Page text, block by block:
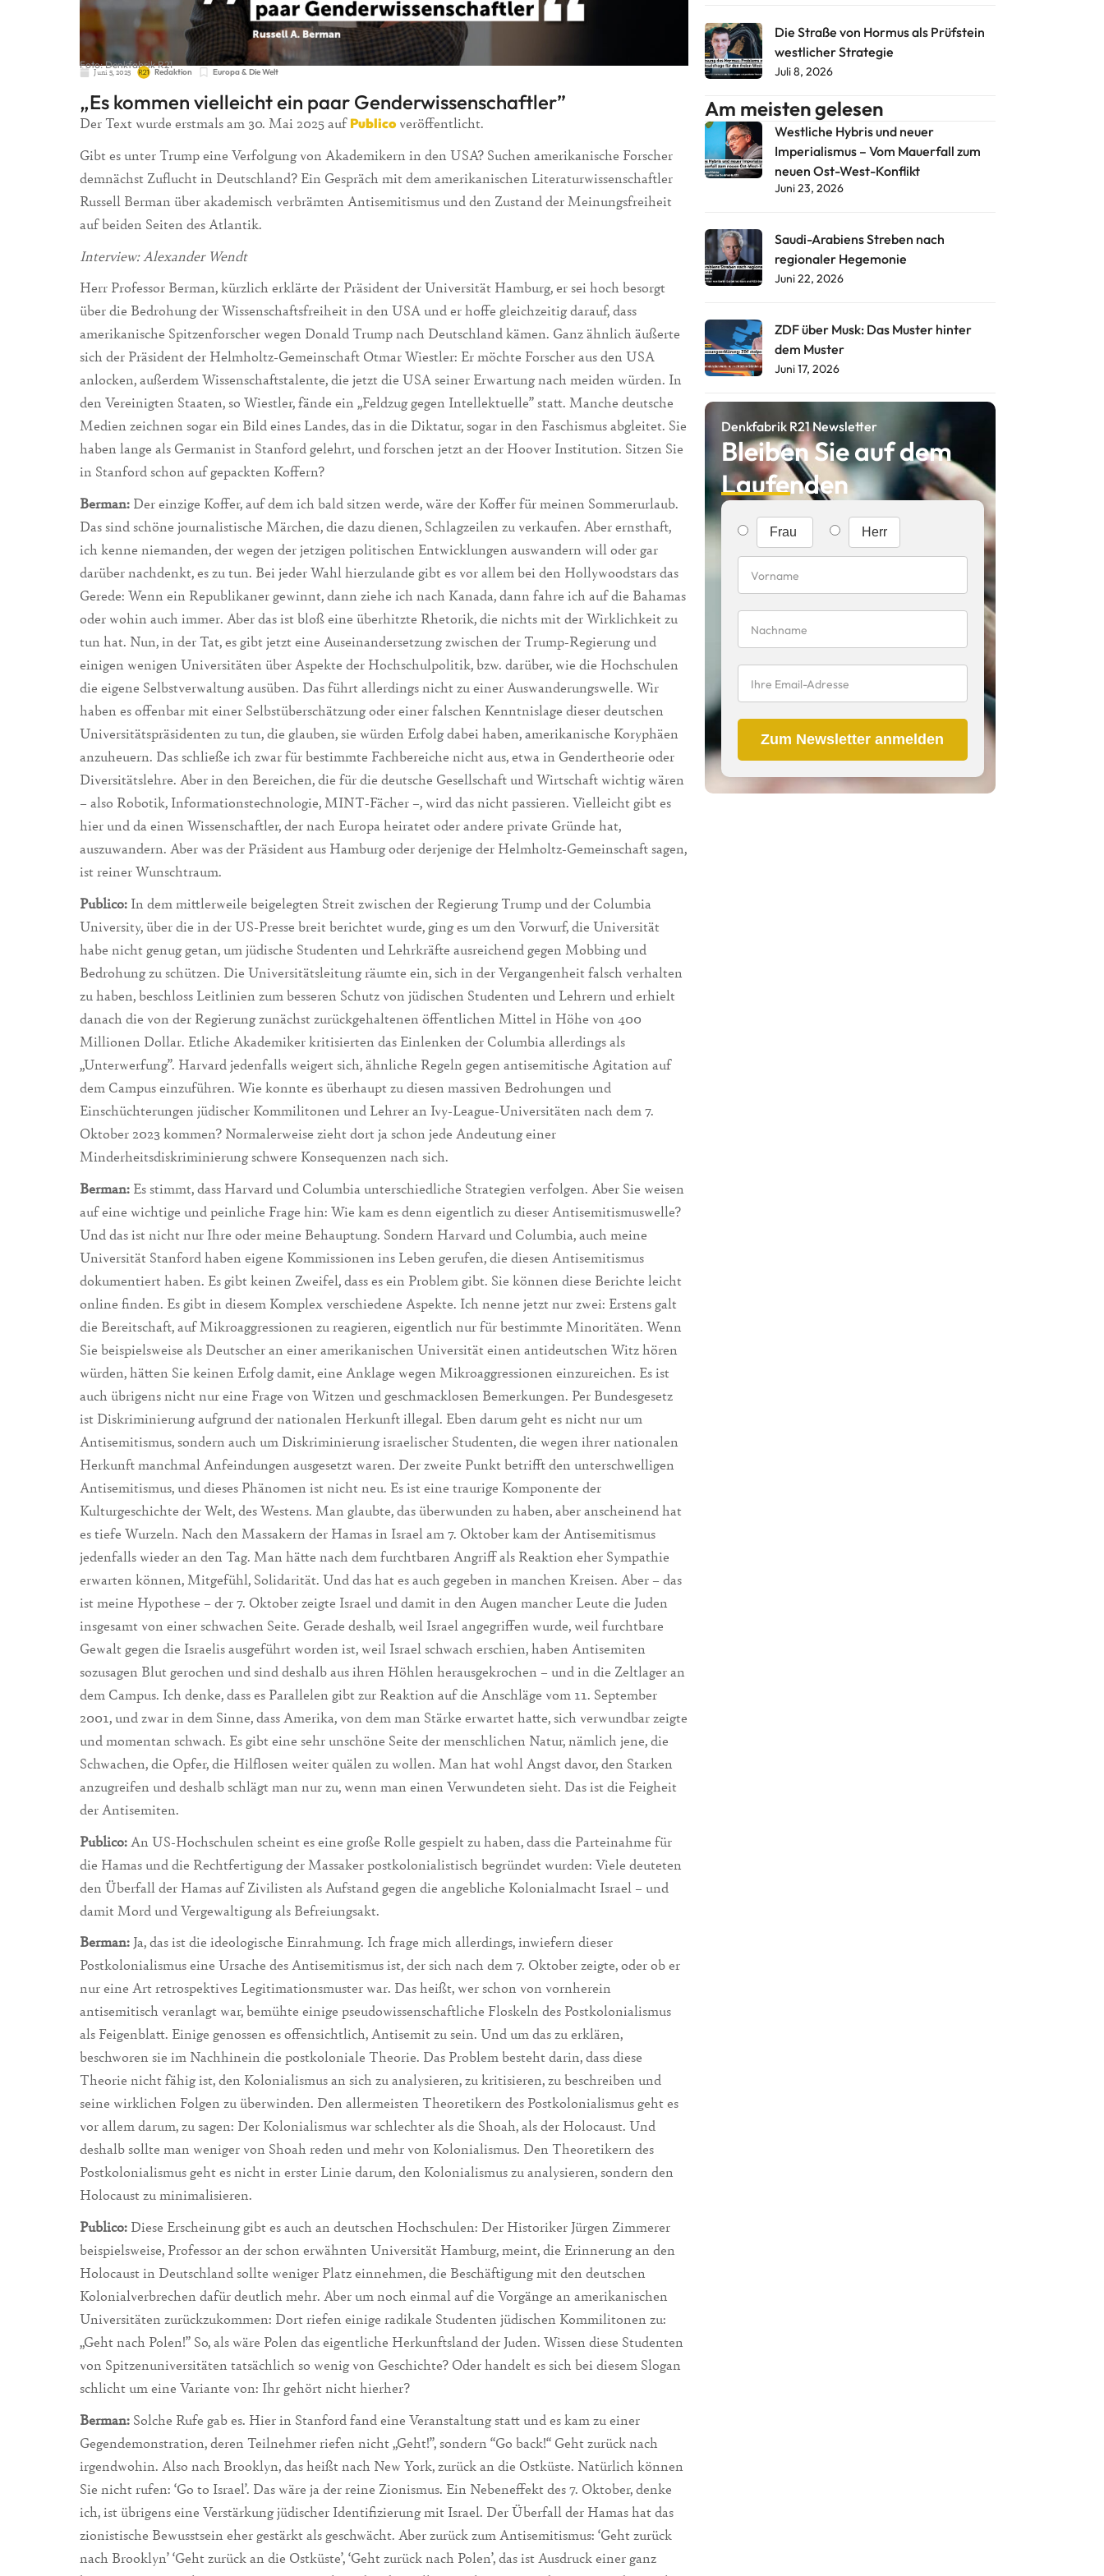
Foto: Denkfabrik R21
Juni 5, 2025 Redaktion Europa & Die Welt
„Es kommen vielleicht ein paar Genderwissenschaftler”
Der Text wurde erstmals am 30. Mai 2025 auf Publicoveröffentlicht.
Gibt es unter Trump eine Verfolgung von Akademikern in den USA? Suchen amerikanische Forscher
demnächst Zuflucht in Deutschland? Ein Gespräch mit dem amerikanischen Literaturwissenschaftler
Russell Berman über akademisch verbrämten Antisemitismus und den Zustand der Meinungsfreiheit
auf beiden Seiten des Atlantik.
Interview: Alexander Wendt
Herr Professor Berman, kürzlich erklärte der Präsident der Universität Hamburg, er sei hoch besorgt
über die Bedrohung der Wissenschaftsfreiheit in den USA und er hoffe gleichzeitig darauf, dass
amerikanische Spitzenforscher wegen Donald Trump nach Deutschland kämen. Ganz ähnlich äußerte
sich der Präsident der Helmholtz-Gemeinschaft Otmar Wiestler: Er möchte Forscher aus den USA
anlocken, außerdem Wissenschaftstalente, die jetzt die USA seiner Erwartung nach meiden würden. In
den Vereinigten Staaten, so Wiestler, fände ein „Feldzug gegen Intellektuelle” statt. Manche deutsche
Medien zeichnen sogar ein Bild eines Landes, das in die Diktatur, sogar in den Faschismus abgleitet. Sie
haben lange als Germanist in Stanford gelehrt, und forschen jetzt an der Hoover Institution. Sitzen Sie
in Stanford schon auf gepackten Koffern?
Berman: Der einzige Koffer, auf dem ich bald sitzen werde, wäre der Koffer für meinen Sommerurlaub.
Das sind schöne journalistische Märchen, die dazu dienen, Schlagzeilen zu verkaufen. Aber ernsthaft,
ich kenne niemanden, der wegen der jetzigen politischen Entwicklungen auswandern will oder gar
darüber nachdenkt, es zu tun. Bei jeder Wahl hierzulande gibt es vor allem bei den Hollywoodstars das
Gerede: Wenn ein Republikaner gewinnt, dann ziehe ich nach Kanada, dann fahre ich auf die Bahamas
oder wohin auch immer. Aber das ist bloß eine überhitzte Rhetorik, die nichts mit der Wirklichkeit zu
tun hat. Nun, in der Tat, es gibt jetzt eine Auseinandersetzung zwischen der Trump-Regierung und
einigen wenigen Universitäten über Aspekte der Hochschulpolitik, bzw. darüber, wie die Hochschulen
die eigene Selbstverwaltung ausüben. Das führt allerdings nicht zu einer Auswanderungswelle. Wir
haben es offenbar mit einer Selbstüberschätzung oder einer falschen Kenntnislage dieser deutschen
Universitätspräsidenten zu tun, die glauben, sie würden Erfolg dabei haben, amerikanische Koryphäen
anzuheuern. Das schließe ich zwar für bestimmte Fachbereiche nicht aus, etwa in Gendertheorie oder
Diversitätslehre. Aber in den Bereichen, die für die deutsche Gesellschaft und Wirtschaft wichtig wären
– also Robotik, Informationstechnologie, MINT-Fächer –, wird das nicht passieren. Vielleicht gibt es
hier und da einen Wissenschaftler, der nach Europa heiratet oder andere private Gründe hat,
auszuwandern. Aber was der Präsident aus Hamburg oder derjenige der Helmholtz-Gemeinschaft sagen,
ist reiner Wunschtraum.
Publico: In dem mittlerweile beigelegten Streit zwischen der Regierung Trump und der Columbia
University, über die in der US-Presse breit berichtet wurde, ging es um den Vorwurf, die Universität
habe nicht genug getan, um jüdische Studenten und Lehrkräfte ausreichend gegen Mobbing und
Bedrohung zu schützen. Die Universitätsleitung räumte ein, sich in der Vergangenheit falsch verhalten
zu haben, beschloss Leitlinien zum besseren Schutz von jüdischen Studenten und Lehrern und erhielt
danach die von der Regierung zunächst zurückgehaltenen öffentlichen Mittel in Höhe von 400
Millionen Dollar. Etliche Akademiker kritisierten das Einlenken der Columbia allerdings als
„Unterwerfung”. Harvard jedenfalls weigert sich, ähnliche Regeln gegen antisemitische Agitation auf
dem Campus einzuführen. Wie konnte es überhaupt zu diesen massiven Bedrohungen und
Einschüchterungen jüdischer Kommilitonen und Lehrer an Ivy-League-Universitäten nach dem 7.
Oktober 2023 kommen? Normalerweise zieht dort ja schon jede Andeutung einer
Minderheitsdiskriminierung schwere Konsequenzen nach sich.
Berman: Es stimmt, dass Harvard und Columbia unterschiedliche Strategien verfolgen. Aber Sie weisen
auf eine wichtige und peinliche Frage hin: Wie kam es denn eigentlich zu dieser Antisemitismuswelle?
Und das ist nicht nur Ihre oder meine Behauptung. Sondern Harvard und Columbia, auch meine
Universität Stanford haben eigene Kommissionen ins Leben gerufen, die diesen Antisemitismus
dokumentiert haben. Es gibt keinen Zweifel, dass es ein Problem gibt. Sie können diese Berichte leicht
online finden. Es gibt in diesem Komplex verschiedene Aspekte. Ich nenne jetzt nur zwei: Erstens galt
die Bereitschaft, auf Mikroaggressionen zu reagieren, eigentlich nur für bestimmte Minoritäten. Wenn
Sie beispielsweise als Deutscher an einer amerikanischen Universität einen antideutschen Witz hören
würden, hätten Sie keinen Erfolg damit, eine Anklage wegen Mikroaggressionen einzureichen. Es ist
auch übrigens nicht nur eine Frage von Witzen und geschmacklosen Bemerkungen. Per Bundesgesetz
ist Diskriminierung aufgrund der nationalen Herkunft illegal. Eben darum geht es nicht nur um
Antisemitismus, sondern auch um Diskriminierung israelischer Studenten, die wegen ihrer nationalen
Herkunft manchmal Anfeindungen ausgesetzt waren. Der zweite Punkt betrifft den unterschwelligen
Antisemitismus, und dieses Phänomen ist nicht neu. Es ist eine traurige Komponente der
Kulturgeschichte der Welt, des Westens. Man glaubte, das überwunden zu haben, aber anscheinend hat
es tiefe Wurzeln. Nach den Massakern der Hamas in Israel am 7. Oktober kam der Antisemitismus
jedenfalls wieder an den Tag. Man hätte nach dem furchtbaren Angriff als Reaktion eher Sympathie
erwarten können, Mitgefühl, Solidarität. Und das hat es auch gegeben in manchen Kreisen. Aber – das
ist meine Hypothese – der 7. Oktober zeigte Israel und damit in den Augen mancher Leute die Juden
insgesamt von einer schwachen Seite. Gerade deshalb, weil Israel angegriffen wurde, weil furchtbare
Gewalt gegen die Israelis ausgeführt worden ist, weil Israel schwach erschien, haben Antisemiten
sozusagen Blut gerochen und sind deshalb aus ihren Höhlen herausgekrochen – und in die Zeltlager an
dem Campus. Ich denke, dass es Parallelen gibt zur Reaktion auf die Anschläge vom 11. September
2001, und zwar in dem Sinne, dass Amerika, von dem man Stärke erwartet hatte, sich verwundbar zeigte
und momentan schwach. Es gibt eine sehr unschöne Seite der menschlichen Natur, nämlich jene, die
Schwachen, die Opfer, die Hilflosen weiter quälen zu wollen. Man hat wohl Angst davor, den Starken
anzugreifen und deshalb schlägt man nur zu, wenn man einen Verwundeten sieht. Das ist die Feigheit
der Antisemiten.
Publico:An US-Hochschulen scheint es eine große Rolle gespielt zu haben, dass die Parteinahme für
die Hamas und die Rechtfertigung der Massaker postkolonialistisch begründet wurden: Viele deuteten
den Überfall der Hamas auf Zivilisten als Aufstand gegen die angebliche Kolonialmacht Israel – und
damit Mord und Vergewaltigung als Befreiungsakt.
Berman: Ja, das ist die ideologische Einrahmung. Ich frage mich allerdings, inwiefern dieser
Postkolonialismus eine Ursache des Antisemitismus ist, der sich nach dem 7. Oktober zeigte, oder ob er
nur eine Art retrospektives Legitimationsmuster war. Das heißt, wer schon von vornherein
antisemitisch veranlagt war, bemühte einige pseudowissenschaftliche Floskeln des Postkolonialismus
als Feigenblatt. Einige genossen es offensichtlich, Antisemit zu sein. Und um das zu erklären,
beschworen sie im Nachhinein die postkoloniale Theorie. Das Problem besteht darin, dass diese
Theorie nicht fähig ist, den Kolonialismus an sich zu analysieren, zu kritisieren, zu beschreiben und
seine wirklichen Folgen zu überwinden. Den allermeisten Theoretikern des Postkolonialismus geht es
vor allem darum, zu sagen: Der Kolonialismus war schlechter als die Shoah, als der Holocaust. Und
deshalb sollte man weniger von Shoah reden und mehr von Kolonialismus. Den Theoretikern des
Postkolonialismus geht es nicht in erster Linie darum, den Kolonialismus zu analysieren, sondern den
Holocaust zu minimalisieren.
Publico: Diese Erscheinung gibt es auch an deutschen Hochschulen: Der Historiker Jürgen Zimmerer
beispielsweise, Professor an der schon erwähnten Universität Hamburg, meint, die Erinnerung an den
Holocaust in Deutschland sollte weniger Platz einnehmen, die Beschäftigung mit den deutschen
Kolonialverbrechen dafür deutlich mehr. Aber um noch einmal auf die Vorgänge an amerikanischen
Universitäten zurückzukommen: Dort riefen einige radikale Studenten jüdischen Kommilitonen zu:
„Geht nach Polen!” So, als wäre Polen das eigentliche Herkunftsland der Juden. Wissen diese Studenten
von Spitzenuniversitäten tatsächlich so wenig von Geschichte? Oder handelt es sich bei diesem Slogan
schlicht um eine Variante von: Ihr gehört nicht hierher?
Berman: Solche Rufe gab es. Hier in Stanford fand eine Veranstaltung statt und es kam zu einer
Gegendemonstration, deren Teilnehmer riefen nicht „Geht!”, sondern “Go back!“ Geht zurück nach
irgendwohin. Also nach Brooklyn, das heißt nach New York, zurück an die Ostküste. Natürlich können
Sie nicht rufen: ‘Go to Israel’. Das wäre ja der reine Zionismus. Ein Nebeneffekt des 7. Oktober, denke
ich, ist übrigens eine Verstärkung jüdischer Identifizierung mit Israel. Der Überfall der Hamas hat das
zionistische Bewusstsein eher gestärkt als geschwächt. Aber zurück zum Antisemitismus: ‘Geht zurück
nach Brooklyn’ ‘Geht zurück an die Ostküste’, ‘Geht zurück nach Polen’, das ist Ausdruck einer ganz
Die Straße von Hormus als Prüfstein
westlicher Strategie
Juli 8, 2026
Am meisten gelesen
Westliche Hybris und neuer
Imperialismus – Vom Mauerfall zum
neuen Ost-West-Konflikt
Juni 23, 2026
Saudi-Arabiens Streben nach
regionaler Hegemonie
Juni 22, 2026
ZDF über Musk: Das Muster hinter
dem Muster
Juni 17, 2026
Denkfabrik R21 Newsletter
Bleiben Sie auf dem
Laufenden
Frau Herr
Zum Newsletter anmelden